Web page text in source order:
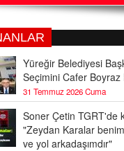
Yüreğir Belediyesi
Seçimini Cafer Boyraz
31 Temmuz 2026 Cuma
Soner Çetin TGRT'de
"Zeydan Karalar
ve yol arkadaşımdır"